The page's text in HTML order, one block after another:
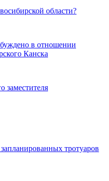
области?
в отношении
Канска
заместителя
тротуаров